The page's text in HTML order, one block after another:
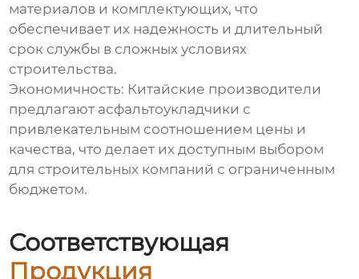
материалов и комплектующих, что
обеспечивает их надежность и длительный
срок службы в сложных условиях
строительства.
Экономичность: Китайские производители
предлагают асфальтоукладчики с
привлекательным соотношением цены и
качества, что делает их доступным выбором
для строительных компаний с ограниченным
бюджетом.
Соответствующая
Продукция